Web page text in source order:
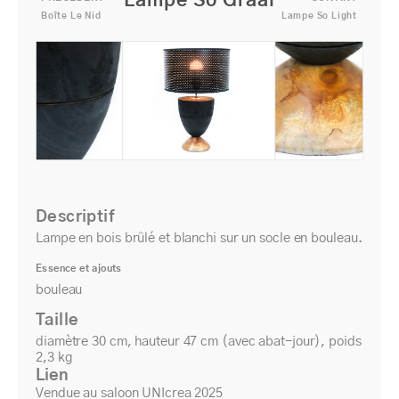
Boîte Le Nid Lampe So Light
Descriptif
Lampe en bois brûlé et blanchi sur un socle en bouleau.
Essence et ajouts
bouleau
Taille
diamètre 30 cm, hauteur 47 cm (avec abat-jour), poids
2,3 kg
Lien
Vendue au saloon UNIcrea 2025